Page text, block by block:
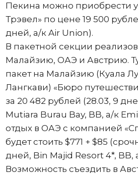
Пекина можно приобрести
Трэвел» по цене 19 500
дней, а/к Air Union).
В пакетной секции
Малайзию, ОАЭ и Австрию.
пакет на Малайзию (Куала
Лангкави) «Бюро
за 20 482 рублей (28.03, 9
Mutiara Burau Bay, BB, а/к
отдых в ОАЭ с компанией
будет стоить $771 + $85
дней, Bin Majid Resort 4*, BB,
Возможность съездить в